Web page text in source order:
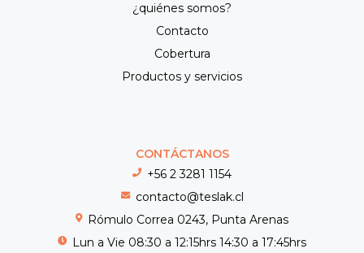
¿quiénes somos?
Contacto
Cobertura
Productos y servicios
CONTÁCTANOS
+56 2 3281 1154
contacto@teslak.cl
Rómulo Correa 0243, Punta Arenas
Lun a Vie 08:30 a 12:15hrs 14:30 a 17:45hrs